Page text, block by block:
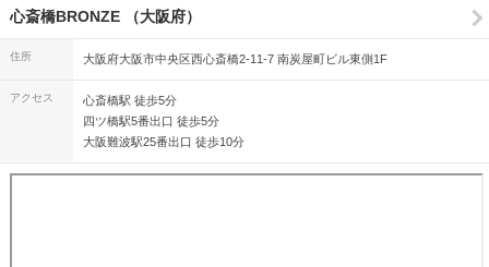
心斎橋BRONZE （大阪府）
住所 大阪府大阪市中央区西心斎橋2-11-7 南炭屋町ビル東側1F
アクセス
心斎橋駅 徒歩5分
四ツ橋駅5番出口 徒歩5分
大阪難波駅25番出口 徒歩10分